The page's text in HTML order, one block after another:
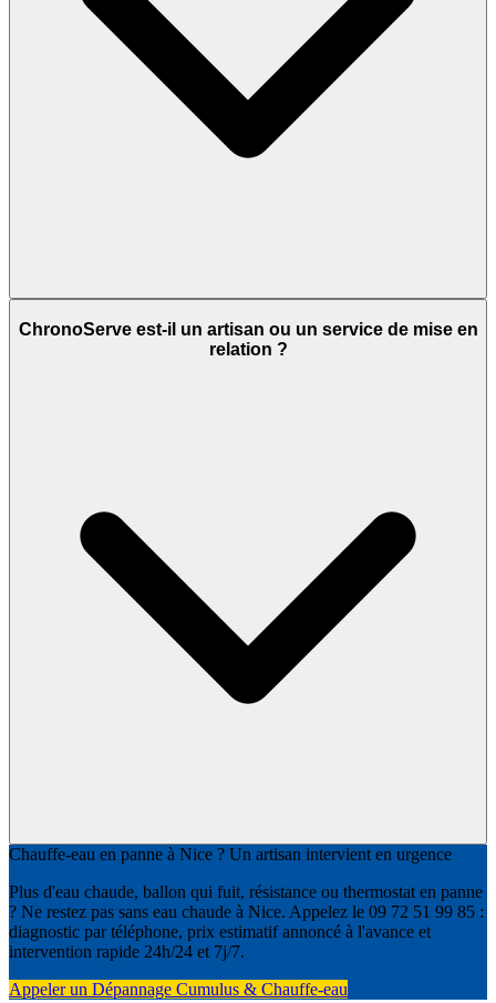
ChronoServe est-il un artisan ou un service de mise en
relation ?
Chauffe-eau en panne à Nice ? Un artisan intervient en urgence
Plus d'eau chaude, ballon qui fuit, résistance ou thermostat en panne
? Ne restez pas sans eau chaude à Nice. Appelez le 09 72 51 99 85 :
diagnostic par téléphone, prix estimatif annoncé à l'avance et
intervention rapide 24h/24 et 7j/7.
Appeler un Dépannage Cumulus & Chauffe-eau